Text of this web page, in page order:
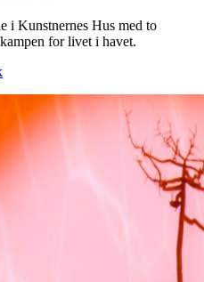
i Kunstnernes Hus med to
for livet i havet.